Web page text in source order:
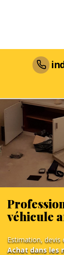
véhicule
Estimation, devis
Achat dans les